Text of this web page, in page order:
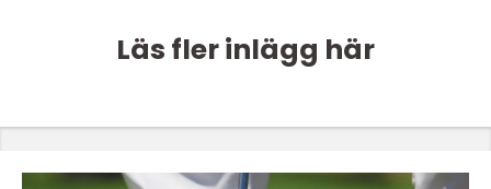
Läs fler inlägg här